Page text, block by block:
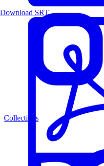
Collections
Download SRT